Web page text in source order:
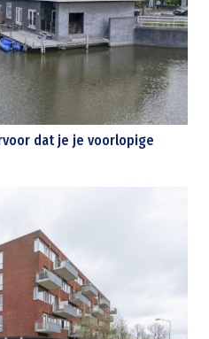
dat je je voorlopige